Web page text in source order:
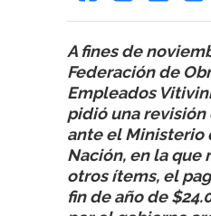
A fines de
Federación de
Empleados
pidió una revisión
ante el Ministerio
Nación, en la que
otros ítems, el
fin de año de